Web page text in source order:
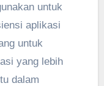
untuk
aplikasi
untuk
yang lebih
dalam